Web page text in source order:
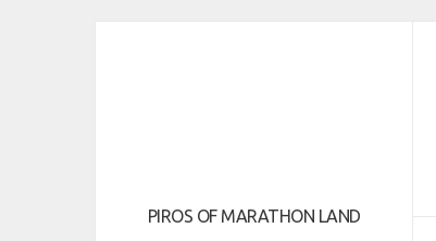
PIROS OF MARATHON LAND